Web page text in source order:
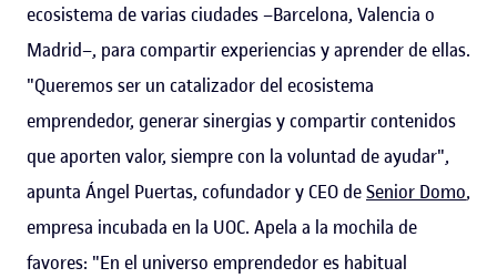
ecosistema de varias ciudades –Barcelona, Valencia o
Madrid–, para compartir experiencias y aprender de ellas.
"Queremos ser un catalizador del ecosistema
emprendedor, generar sinergias y compartir contenidos
que aporten valor, siempre con la voluntad de ayudar",
apunta Ángel Puertas, cofundador y CEO deSenior Domo,
empresa incubada en la UOC. Apela a la mochila de
favores: "En el universo emprendedor es habitual